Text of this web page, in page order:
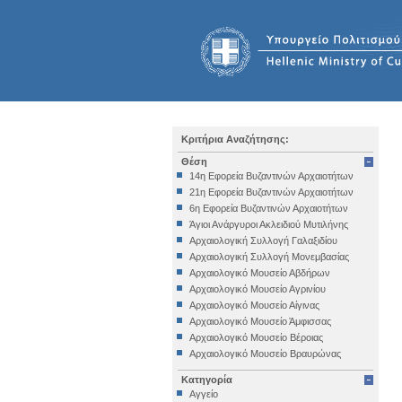
Κριτήρια Αναζήτησης:
Θέση
14η Εφορεία Βυζαντινών Αρχαιοτήτων
21η Εφορεία Βυζαντινών Αρχαιοτήτων
6η Εφορεία Βυζαντινών Αρχαιοτήτων
Άγιοι Ανάργυροι Ακλειδιού Μυτιλήνης
Αρχαιολογική Συλλογή Γαλαξιδίου
Αρχαιολογική Συλλογή Μονεμβασίας
Αρχαιολογικό Μουσείο Αβδήρων
Αρχαιολογικό Μουσείο Αγρινίου
Αρχαιολογικό Μουσείο Αίγινας
Αρχαιολογικό Μουσείο Άμφισσας
Αρχαιολογικό Μουσείο Βέροιας
Αρχαιολογικό Μουσείο Βραυρώνας
Αρχαιολογικό Μουσείο Δελφών
Αρχαιολογικό Μουσείο Ηγουμενίτσας
Κατηγορία
Αγγείο